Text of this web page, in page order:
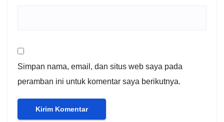
Simpan nama, email, dan situs web saya pada
peramban ini untuk komentar saya berikutnya.